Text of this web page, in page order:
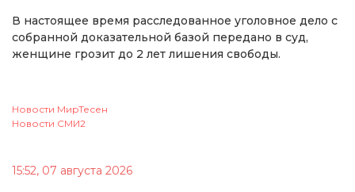
В настоящее время расследованное уголовное дело с
собранной доказательной базой передано в суд,
женщине грозит до 2 лет лишения свободы.
Новости МирТесен
Новости СМИ2
15:52, 07 августа 2026